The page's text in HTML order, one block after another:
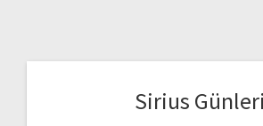
Sirius Günleri